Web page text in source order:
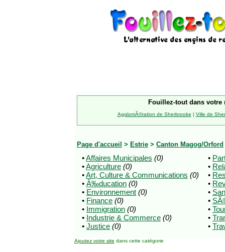
Fouillez-tout dans votre
AgglomÃ©ration de Sherbrooke | Ville de
Page d'accueil > Estrie > Canton Magog/Orford
•Affaires Municipales (0)
•Agriculture (0)
•Art, Culture & Communications (0)
• Ã‰ducation (0)
• Environnement (0)
• Finance (0)
• Immigration (0)
• Industrie & Commerce (0)
• Justice (0)
•
•
•
•
•
•
•
•
•
Ajoutez votre site dans cette catégorie